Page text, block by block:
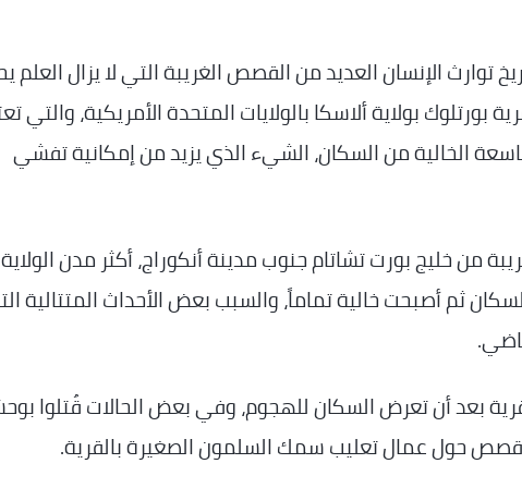
توارث الإنسان العديد من القصص الغريبة التي لا يزال العلم
بولاية ألاسكا بالولايات المتحدة الأمريكية، والتي
الخالية من السكان، الشيء الذي يزيد من إمكانية تفشي
من خليج بورت تشاتام جنوب مدينة أنكوراج، أكثر مدن الولاية
ثم أصبحت خالية تماماً، والسبب بعض الأحداث المتتالية
بعد أن تعرض السكان للهجوم، وفي بعض الحالات قُتلوا
حول عمال تعليب سمك السلمون الصغيرة بالقرية.